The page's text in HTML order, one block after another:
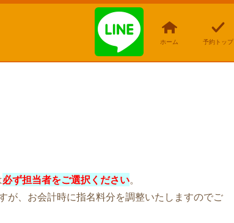
ホーム 予約トップ
必ず担当者をご選択ください。
が、お会計時に指名料分を調整いたしますのでご